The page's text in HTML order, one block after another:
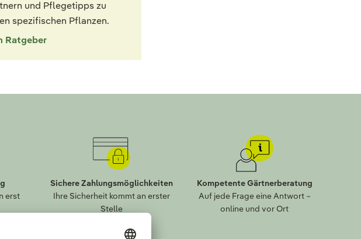
und Pflegetipps zu
spezifischen Pflanzen.
Ratgeber
erst
Sichere Zahlungsmöglichkeiten
Ihre Sicherheit kommt an erster
Stelle
Kompetente Gärtnerberatung
Auf jede Frage eine Antwort –
online und vor Ort